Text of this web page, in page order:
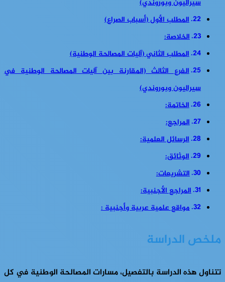
سيراليون وبوروندي)
المطلب الأول (أسباب الصراع)
الخلاصة:
المطلب الثاني (آليات المصالحة الوطنية)
الفرع الثالث (المقارنة بين آليات المصالحة الوطنية في
سيراليون وبوروندي)
الخاتمة:
المراجع:
الرسائل العلمية:
الوثائق:
التشريعات:
المراجع الأجنبية:
مواقع علمية عربية وأجنبية :
ملخص الدراسة
تتناول هذه الدراسة بالتفصيل، مسارات المصالحة الوطنية في كل